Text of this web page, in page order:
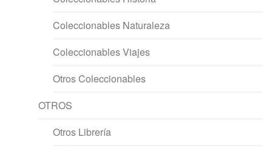
Coleccionables Naturaleza
Coleccionables Viajes
Otros Coleccionables
OTROS
Otros Librería